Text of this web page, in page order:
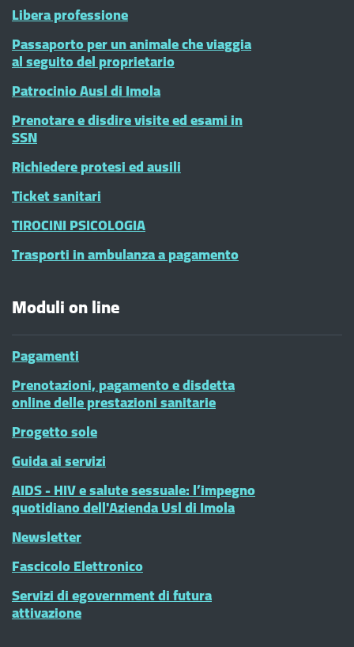
Libera professione
Passaporto per un animale che viaggia
al seguito del proprietario
Patrocinio Ausl di Imola
Prenotare e disdire visite ed esami in
SSN
Richiedere protesi ed ausili
Ticket sanitari
TIROCINI PSICOLOGIA
Trasporti in ambulanza a pagamento
Moduli on line
Pagamenti
Prenotazioni, pagamento e disdetta
online delle prestazioni sanitarie
Progetto sole
Guida ai servizi
AIDS - HIV e salute sessuale: l’impegno
quotidiano dell'Azienda Usl di Imola
Newsletter
Fascicolo Elettronico
Servizi di egovernment di futura
attivazione